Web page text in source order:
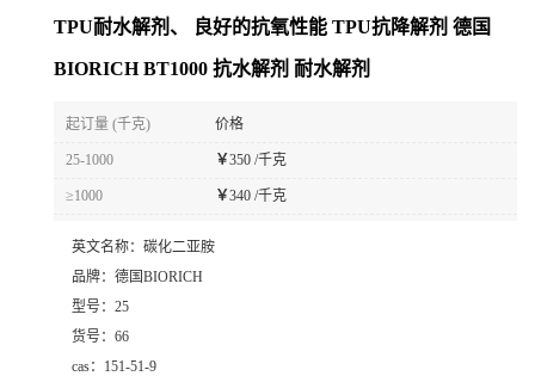
TPU耐水解剂、 良好的抗氧性能 TPU抗降解剂 德国
BIORICH BT1000 抗水解剂 耐水解剂
起订量 (千克) 价格
25-1000 ￥350 /千克
≥1000 ￥340 /千克
英文名称： 碳化二亚胺
品牌： 德国BIORICH
型号： 25
货号： 66
cas： 151-51-9